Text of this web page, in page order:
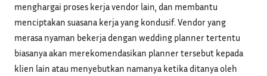
menghargai proses kerja vendor lain, dan membantu
menciptakan suasana kerja yang kondusif. Vendor yang
merasa nyaman bekerja dengan wedding planner tertentu
biasanya akan merekomendasikan planner tersebut kepada
klien lain atau menyebutkan namanya ketika ditanya oleh